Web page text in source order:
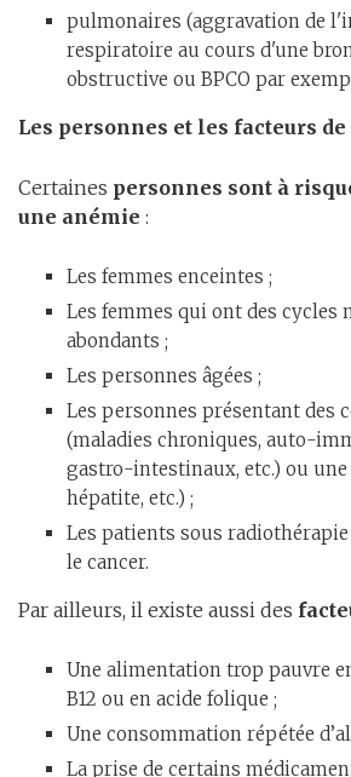
pulmonaires (aggravation de
respiratoire au cours d'une
obstructive ou BPCO par
Les personnes et les facteurs
Certaines personnes sont à
une anémie :
Les femmes enceintes ;
Les femmes qui ont des cycles
abondants ;
Les personnes âgées ;
Les personnes présentant des
(maladies chroniques, auto-
gastro-intestinaux, etc.) ou
hépatite, etc.) ;
Les patients sous
le cancer.
Par ailleurs, il existe aussi des
Une alimentation trop pauvre
B12 ou en acide folique ;
Une consommation répétée
La prise de certains